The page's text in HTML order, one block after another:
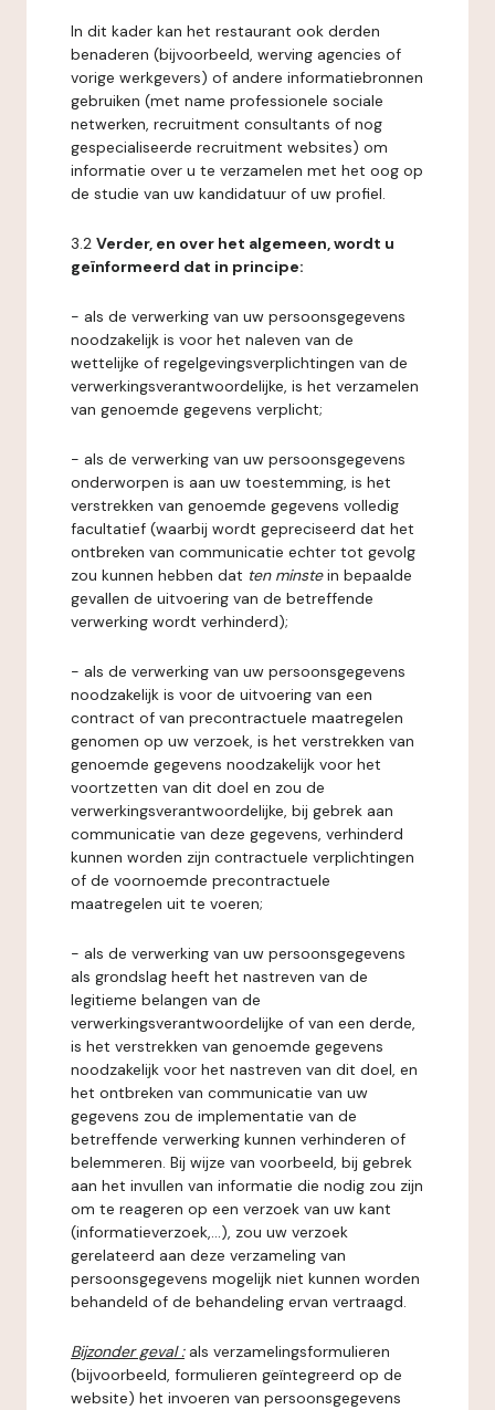
In dit kader kan het restaurant ook derden
benaderen (bijvoorbeeld, werving agencies of
vorige werkgevers) of andere informatiebronnen
gebruiken (met name professionele sociale
netwerken, recruitment consultants of nog
gespecialiseerde recruitment websites) om
informatie over u te verzamelen met het oog op
de studie van uw kandidatuur of uw profiel.
3.2 Verder, en over het algemeen, wordt u
geïnformeerd dat in principe:
- als de verwerking van uw persoonsgegevens
noodzakelijk is voor het naleven van de
wettelijke of regelgevingsverplichtingen van de
verwerkingsverantwoordelijke, is het verzamelen
van genoemde gegevens verplicht;
- als de verwerking van uw persoonsgegevens
onderworpen is aan uw toestemming, is het
verstrekken van genoemde gegevens volledig
facultatief (waarbij wordt gepreciseerd dat het
ontbreken van communicatie echter tot gevolg
zou kunnen hebben dat ten minstein bepaalde
gevallen de uitvoering van de betreffende
verwerking wordt verhinderd);
- als de verwerking van uw persoonsgegevens
noodzakelijk is voor de uitvoering van een
contract of van precontractuele maatregelen
genomen op uw verzoek, is het verstrekken van
genoemde gegevens noodzakelijk voor het
voortzetten van dit doel en zou de
verwerkingsverantwoordelijke, bij gebrek aan
communicatie van deze gegevens, verhinderd
kunnen worden zijn contractuele verplichtingen
of de voornoemde precontractuele
maatregelen uit te voeren;
- als de verwerking van uw persoonsgegevens
als grondslag heeft het nastreven van de
legitieme belangen van de
verwerkingsverantwoordelijke of van een derde,
is het verstrekken van genoemde gegevens
noodzakelijk voor het nastreven van dit doel, en
het ontbreken van communicatie van uw
gegevens zou de implementatie van de
betreffende verwerking kunnen verhinderen of
belemmeren. Bij wijze van voorbeeld, bij gebrek
aan het invullen van informatie die nodig zou zijn
om te reageren op een verzoek van uw kant
(informatieverzoek,...), zou uw verzoek
gerelateerd aan deze verzameling van
persoonsgegevens mogelijk niet kunnen worden
behandeld of de behandeling ervan vertraagd.
Bijzonder geval : als verzamelingsformulieren
(bijvoorbeeld, formulieren geïntegreerd op de
website) het invoeren van persoonsgegevens